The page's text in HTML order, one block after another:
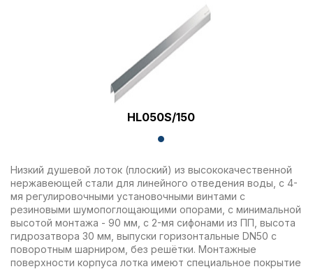
HL050S/150
Низкий душевой лоток (плоский) из высококачественной
нержавеющей стали для линейного отведения воды, с 4-
мя регулировочными установочными винтами с
резиновыми шумопоглощающими опорами, с минимальной
высотой монтажа - 90 мм, с 2-мя сифонами из ПП, высота
гидрозатвора 30 мм, выпуски горизонтальные DN50 с
поворотным шарниром, без решётки. Монтажные
поверхности корпуса лотка имеют специальное покрытие